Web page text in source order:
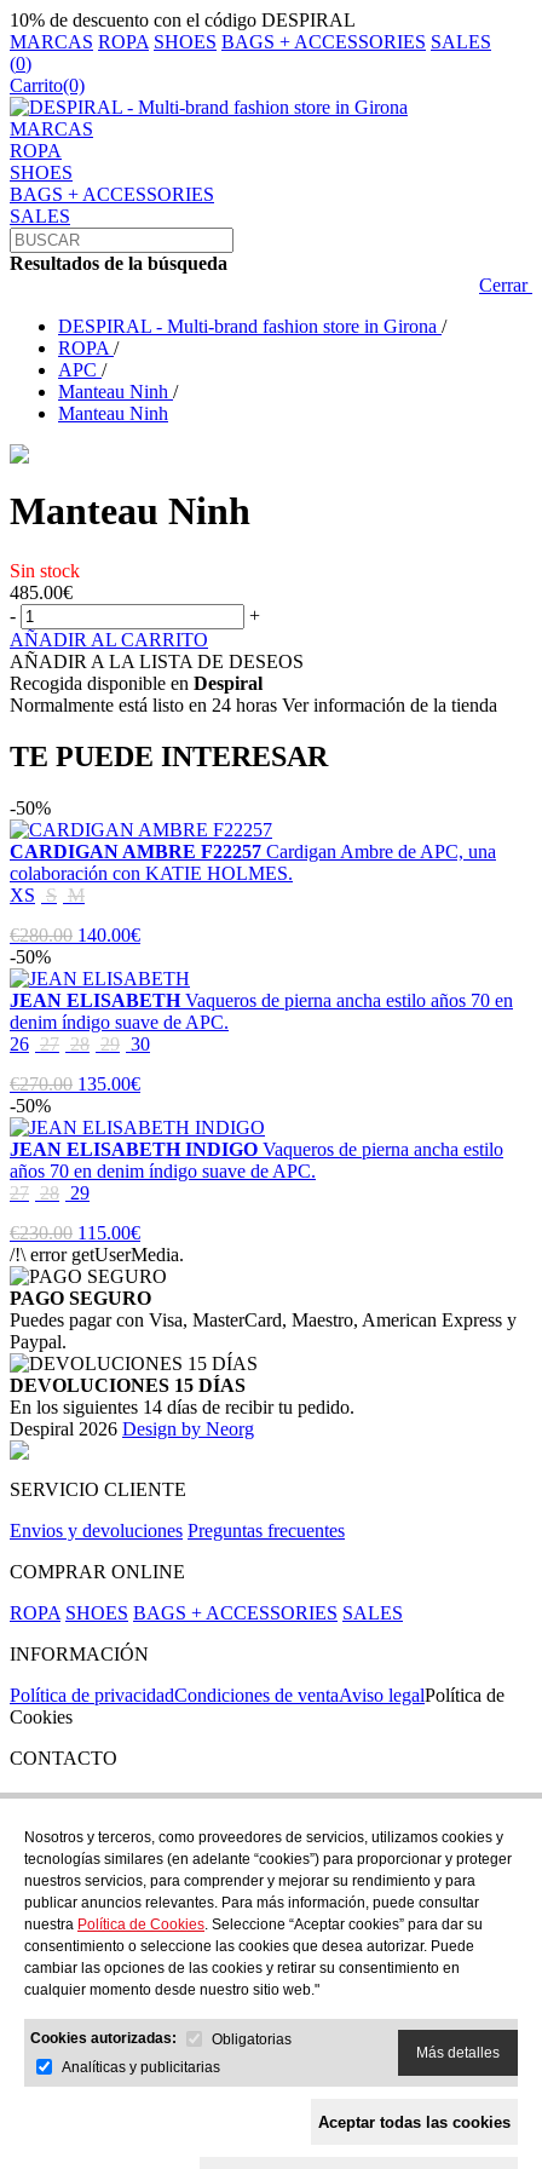
10% de descuento con el código DESPIRAL
MARCAS ROPA SHOES BAGS + ACCESSORIES SALES
(0)
Carrito(0)
MARCAS
ROPA
SHOES
BAGS + ACCESSORIES
SALES
Resultados de la búsqueda
Cerrar
DESPIRAL - Multi-brand fashion store in Girona /
ROPA /
APC /
Manteau Ninh /
Manteau Ninh
Manteau Ninh
Sin stock
485.00€
-
+
AÑADIR AL CARRITO
AÑADIR A LA LISTA DE DESEOS
Recogida disponible en Despiral
Normalmente está listo en 24 horas Ver información de la tienda
TE PUEDE INTERESAR
-50%
CARDIGAN AMBRE F22257 Cardigan Ambre de APC, una
colaboración con KATIE HOLMES.
XS S M
€280.00 140.00€
-50%
JEAN ELISABETH Vaqueros de pierna ancha estilo años 70 en
denim índigo suave de APC.
26 27 28 29 30
€270.00 135.00€
-50%
JEAN ELISABETH INDIGO Vaqueros de pierna ancha estilo
años 70 en denim índigo suave de APC.
27 28 29
€230.00 115.00€
/!\ error getUserMedia.
PAGO SEGURO
Puedes pagar con Visa, MasterCard, Maestro, American Express y
Paypal.
DEVOLUCIONES 15 DÍAS
En los siguientes 14 días de recibir tu pedido.
Despiral 2026 Design by Neorg
SERVICIO CLIENTE
Envios y devoluciones Preguntas frecuentes
COMPRAR ONLINE
ROPA SHOES BAGS + ACCESSORIES SALES
INFORMACIÓN
Política de privacidadCondiciones de ventaAviso legalPolítica de
Cookies
CONTACTO
Si tienes cualquier duda puedes contactar con nosotros en nuestra
TEL: +34 972 21 30 04
EMAIL: despiral@despiral.com
SÍGUENOS EN
Instagram
Financiado por la Unión Europea -
NextGeneration EU
Nosotros y terceros, como proveedores de servicios, utilizamos cookies y
tecnologías similares (en adelante “cookies”) para proporcionar y proteger
nuestros servicios, para comprender y mejorar su rendimiento y para
publicar anuncios relevantes. Para más información, puede consultar
nuestra Política de Cookies. Seleccione “Aceptar cookies” para dar su
consentimiento o seleccione las cookies que desea autorizar. Puede
cambiar las opciones de las cookies y retirar su consentimiento en
cualquier momento desde nuestro sitio web."
Cookies autorizadas:
Obligatorias
Analíticas y publicitarias
Más detalles
Aceptar todas las cookies